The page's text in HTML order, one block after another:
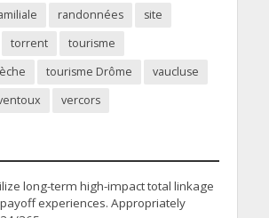
randonnées
site
torrent
tourisme
tourisme Drôme
vaucluse
vercors
long-term high-impact total linkage
experiences. Appropriately